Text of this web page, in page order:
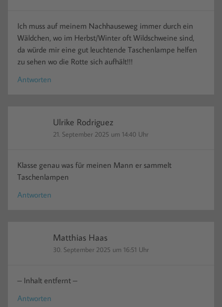
Ich muss auf meinem Nachhauseweg immer durch ein
Wäldchen, wo im Herbst/Winter oft Wildschweine sind,
da würde mir eine gut leuchtende Taschenlampe helfen
zu sehen wo die Rotte sich aufhält!!!
Antworten
Ulrike Rodriguez
21. September 2025 um 14:40 Uhr
Klasse genau was für meinen Mann er sammelt
Taschenlampen
Antworten
Matthias Haas
30. September 2025 um 16:51 Uhr
– Inhalt entfernt –
Antworten